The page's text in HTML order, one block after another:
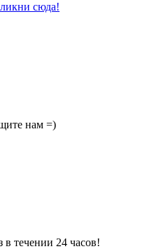
сюда!
нам =)
течении 24 часов!